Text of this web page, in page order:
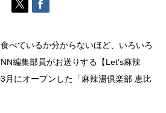
べているか分からないほど、いろいろ
編集部員がお送りする【Let’s麻辣
月にオープンした「麻辣湯倶楽部 恵比